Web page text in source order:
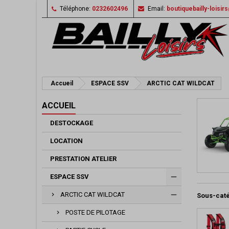
Téléphone: 0232602496 Email: boutiquebailly-
Accueil ESPACE SSV ARCTIC CAT WILDCAT
ACCUEIL
DESTOCKAGE
LOCATION
PRESTATION ATELIER
ESPACE SSV
ARCTIC CAT WILDCAT
POSTE DE PILOTAGE
Sous-